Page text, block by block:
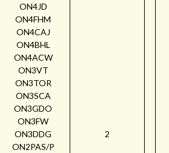
ON4JD
ON4FHM
ON4CAJ
ON4BHL
ON4ACW
ON3VT
ON3TOR
ON3SCA
ON3GDO
ON3FW
ON3DDG
ON2PAS/P
2